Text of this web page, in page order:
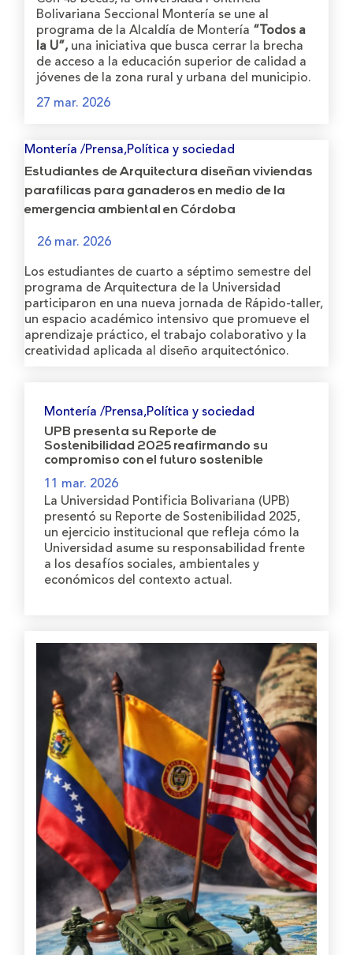
Bolivariana Seccional Montería se une al
programa de la Alcaldía de Montería “Todos a
la U”, una iniciativa que busca cerrar la brecha
de acceso a la educación superior de calidad a
jóvenes de la zona rural y urbana del municipio.
27 mar. 2026
Montería /Prensa,Política y sociedad
Estudiantes de Arquitectura diseñan viviendas
parafílicas para ganaderos en medio de la
emergencia ambiental en Córdoba
26 mar. 2026
Los estudiantes de cuarto a séptimo semestre del
programa de Arquitectura de la Universidad
participaron en una nueva jornada de Rápido-taller,
un espacio académico intensivo que promueve el
aprendizaje práctico, el trabajo colaborativo y la
creatividad aplicada al diseño arquitectónico.
Montería /Prensa,Política y sociedad
UPB presenta su Reporte de
Sostenibilidad 2025 reafirmando su
compromiso con el futuro sostenible
11 mar. 2026
La Universidad Pontificia Bolivariana (UPB)
presentó su Reporte de Sostenibilidad 2025,
un ejercicio institucional que refleja cómo la
Universidad asume su responsabilidad frente
a los desafíos sociales, ambientales y
económicos del contexto actual.